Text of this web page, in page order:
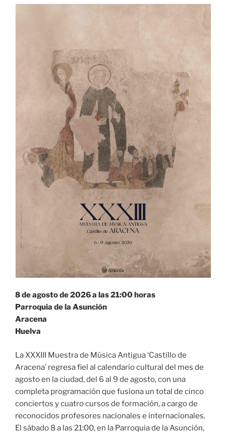
8 de agosto de 2026 a las 21:00 horas
Parroquia de la Asunción
Aracena
Huelva
La XXXIII Muestra de Música Antigua ‘Castillo de
Aracena’ regresa fiel al calendario cultural del mes de
agosto en la ciudad, del 6 al 9 de agosto, con una
completa programación que fusiona un total de cinco
conciertos y cuatro cursos de formación, a cargo de
reconocidos profesores nacionales e internacionales.
El sábado 8 a las 21:00, en la Parroquia de la Asunción,